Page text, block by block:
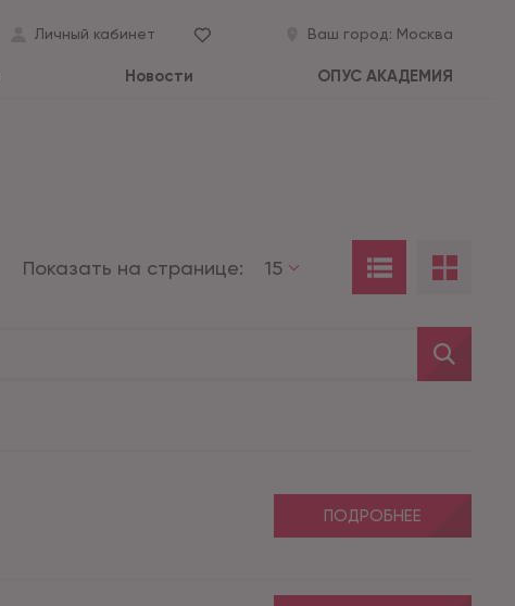
Личный кабинет Ваш город: Москва
Новости ОПУС АКАДЕМИЯ
Показать на странице: 15
ПОДРОБНЕЕ